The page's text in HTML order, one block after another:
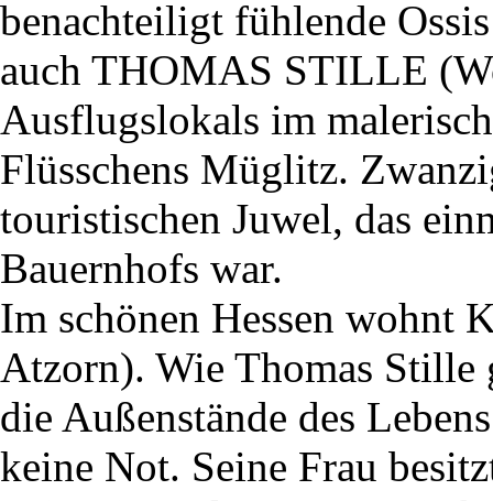
benachteiligt fühlende
auch THOMAS STILLE
Ausflugslokals im
Flüsschens Müglitz.
touristischen Juwel, das
Bauernhofs war.
Im schönen Hessen wohnt
Atzorn). Wie Thomas Stille
die Außenstände des
keine Not. Seine Frau